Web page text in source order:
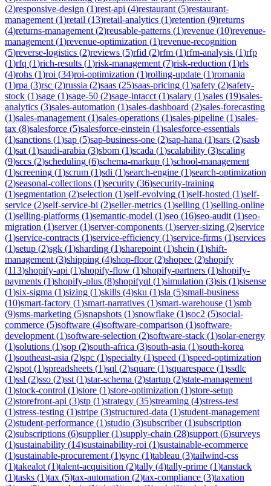
(2)responsive-design (1)rest-api (4)restaurant (5)restaurant-
management (1)retail (13)retail-analytics (1)retention (9)returns
(4)returns-management (2)reusable-patterns (1)revenue (10)revenue-
management (1)revenue-optimization (1)revenue-recognition
(5)reverse-logistics (2)reviews (5)rfid (2)rfm (1)rfm-analysis (1)rfp
(1)rfq (1)rich-results (1)risk-management (7)risk-reduction (1)rls
(4)rohs (1)roi (34)roi-optimization (1)rolling-update (1)romania
(1)rpa (3)rsc (2)russia (2)saas (25)saas-pricing (1)safety (2)safety-
stock (1)sage (1)sage-50 (2)sage-intacct (1)salary (1)sales (19)sales-
analytics (3)sales-automation (1)sales-dashboard (2)sales-forecasting
(1)sales-management (1)sales-operations (1)sales-pipeline (1)sales-
tax (8)salesforce (5)salesforce-einstein (1)salesforce-essentials
(1)sanctions (1)sap (5)sap-business-one (2)sap-hana (1)sars (2)sasb
(1)sat (1)saudi-arabia (3)sbom (1)scada (1)scalability (3)scaling
(9)sccs (2)scheduling (6)schema-markup (1)school-management
(1)screening (1)scrum (1)sdi (1)search-engine (1)search-optimization
(2)seasonal-collections (1)security (36)security-training
(1)segmentation (2)selection (1)self-evolving (1)self-hosted (1)self-
service (2)self-service-bi (2)seller-metrics (1)selling (1)selling-online
(1)selling-platforms (1)semantic-model (1)seo (16)seo-audit (1)seo-
migration (1)server(1)server-components (1)server-sizing (2)service
(1)service-contracts (1)service-efficiency (1)service-firms (1)services
(1)setup (2)sgk (1)sharding (1)sharepoint (1)shein (1)shift-
management (3)shipping (4)shop-floor(2)shopee (2)shopify
(113)shopify-api (1)shopify-flow (1)shopify-partners (1)shopify-
payments (1)shopify-plus (8)shopifyql (1)simulation (3)sis (1)sisense
(1)six-sigma (1)sizing (1)skills (4)sku (1)sla (5)small-business
(10)smart-factory (1)smart-narratives (1)smart-warehouse (1)smb
(9)sms-marketing (5)snapshots (1)snowflake (1)soc2 (5)social-
commerce (5)software (4)software-comparison (1)software-
development (1)software-selection (2)software-stack (1)solar-energy
(1)solutions (1)sop (2)south-africa (3)south-asia (1)south-korea
(1)southeast-asia (2)spc (1)specialty (1)speed (1)speed-optimization
(2)spot (1)spreadsheets (1)sql (2)square (1)squarespace (1)ssdlc
(1)ssl (2)sso (2)sst (1)star-schema (2)startup (2)state-management
(1)stock-control (1)store (1)store-optimization (1)store-setup
(2)storefront-api (3)stp (1)strategy (35)streaming (4)stress-test
(1)stress-testing (1)stripe (3)structured-data (1)student-management
(2)student-performance (1)studio (3)subscriber(1)subscription
(2)subscriptions (6)supplier(1)supply-chain (28)support (6)surveys
(1)sustainability (14)sustainability-roi (1)sustainable-ecommerce
(1)sustainable-procurement (1)sync (1)tableau (3)tailwind-css
(1)takealot (1)talent-acquisition (2)tally (4)tally-prime (1)tanstack
(1)tasks (1)tax (5)tax-automation (2)tax-compliance (3)taxation